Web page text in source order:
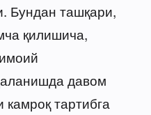
Бундан ташқари,
қилишича,
давом
тартибга